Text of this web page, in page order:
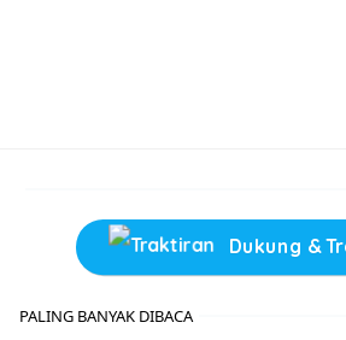
Dukung &
PALING BANYAK DIBACA